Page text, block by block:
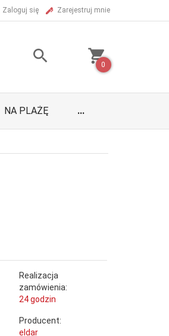
Zaloguj się Zarejestruj mnie
0
NA PLAŻĘ ...
Realizacja
zamówienia:
24 godzin
Producent:
eldar